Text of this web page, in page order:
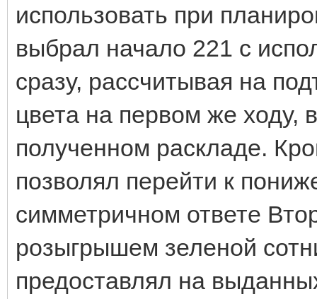
использовать при
выбрал начало 221 с
сразу, рассчитывая на
цвета на первом же ходу,
полученном раскладе.
позволял перейти к
симметричном ответе
розыгрышем зеленой
предоставлял на